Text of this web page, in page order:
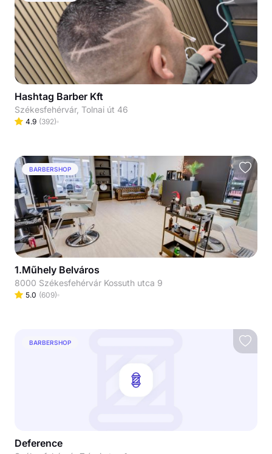
Hashtag Barber Kft
Székesfehérvár, Tolnai út 46
4.9 (392)
BARBERSHOP
1.Műhely Belváros
8000 Székesfehérvár Kossuth utca 9
5.0 (609)
BARBERSHOP
Deference